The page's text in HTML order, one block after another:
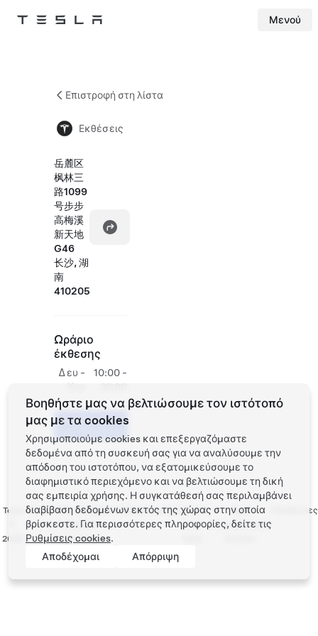
Tesla Μενού
Επιστροφή στη λίστα
Εκθέσεις
岳麓区
枫林三
路1099
号步步
高梅溪
新天地
G46
长沙, 湖
南
410205
Ωράριο
έκθεσης
Δευ -
10:00 -
22:00
Προγραμματίστε
Tesla
2026
Προστασία απορρήτου
και Νομικές
υποχρεώσεις
ΕπικοινωνίαΕργασία
στην
Λήψη
ενημερωτικού
Τοποθεσίες
Βοηθήστε μας να βελτιώσουμε τον ιστότοπό
μας με τα cookies
Χρησιμοποιούμε cookies και επεξεργαζόμαστε
δεδομένα από τη συσκευή σας για να αναλύσουμε την
απόδοση του ιστοτόπου, να εξατομικεύσουμε το
διαφημιστικό περιεχόμενο και να βελτιώσουμε τη δική
σας εμπειρία χρήσης. Η συγκατάθεσή σας περιλαμβάνει
διαβίβαση δεδομένων εκτός της χώρας στην οποία
βρίσκεστε. Για περισσότερες πληροφορίες, δείτε τις
Ρυθμίσεις cookies.
Αποδέχομαι
Απόρριψη